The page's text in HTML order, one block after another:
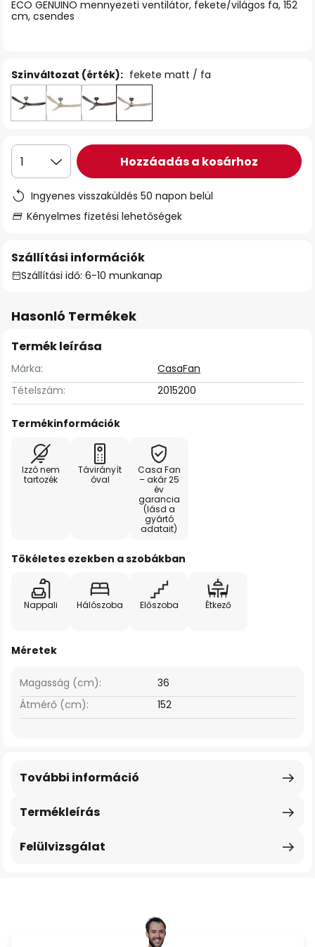
ECO GENUINO mennyezeti ventilátor, fekete/világos fa, 152
cm, csendes
Színváltozat (érték): fekete matt / fa
1 Hozzáadás a kosárhoz
Ingyenes visszaküldés 50 napon belül
Kényelmes fizetési lehetőségek
Szállítási információk
Szállítási idő: 6-10 munkanap
Hasonló Termékek
Termék leírása
Márka:
CasaFan
Tételszám:
2015200
Termékinformációk
Izzó nem
tartozék
Távirányít
óval
Casa Fan
– akár 25
év
garancia
(lásd a
gyártó
adatait)
Tökéletes ezekben a szobákban
Nappali Hálószoba Előszoba Étkező
Méretek
Magasság (cm):
36
Átmérő (cm):
152
Termékleírás
További információ
Felülvizsgálat